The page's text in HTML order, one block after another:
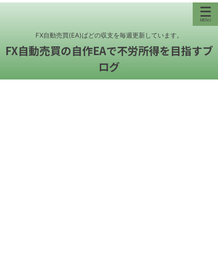
FX自動売買(EA)ばどの収支を毎週更新しています。
FX自動売買の自作EAで不労所得を目指すブ
ログ